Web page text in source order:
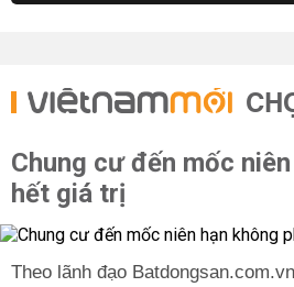
Chung cư đến mốc
hết giá trị
Theo lãnh đạo